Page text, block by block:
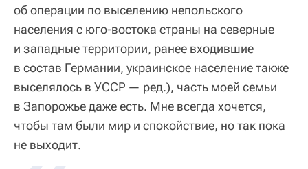
об операции по выселению непольского
населения с юго-востока страны на северные
и западные территории, ранее входившие
в состав Германии, украинское население также
выселялось в УССР — ред.), часть моей семьи
в Запорожье даже есть. Мне всегда хочется,
чтобы там были мир и спокойствие, но так пока
не выходит.